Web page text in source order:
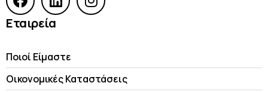
Εταιρεία
Ποιοί Είμαστε
Οικονομικές Kαταστάσεις